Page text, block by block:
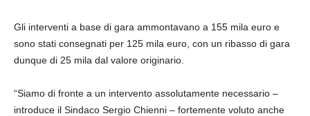
Gli interventi a base di gara ammontavano a 155 mila euro e
sono stati consegnati per 125 mila euro, con un ribasso di gara
dunque di 25 mila dal valore originario.
“Siamo di fronte a un intervento assolutamente necessario –
introduce il Sindaco Sergio Chienni – fortemente voluto anche